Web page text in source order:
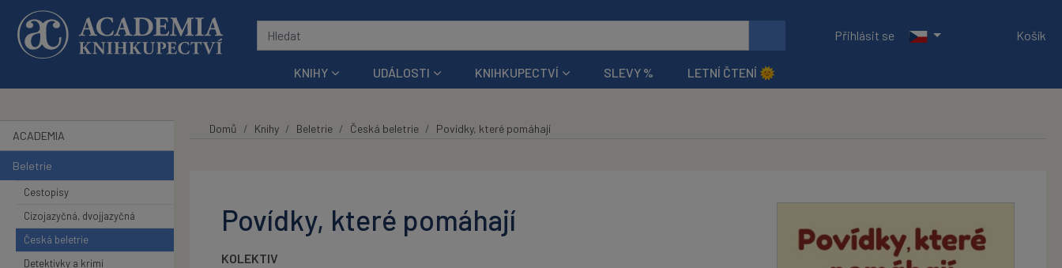
Přeskočit na hlavní obsah
Přihlásit se
Košík
KNIHY UDÁLOSTI KNIHKUPECTVÍ SLEVY % LETNÍ ČTENÍ 🌞
ACADEMIA
Beletrie
Cestopisy
Cizojazyčná, dvojjazyčná
Česká beletrie
Detektivky a krimi
Domů Knihy Beletrie Česká beletrie Povídky, které pomáhají
Povídky, které pomáhají
KOLEKTIV